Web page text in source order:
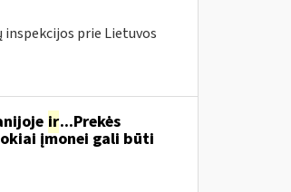
prie Lietuvos
ir...Prekės
įmonei gali būti